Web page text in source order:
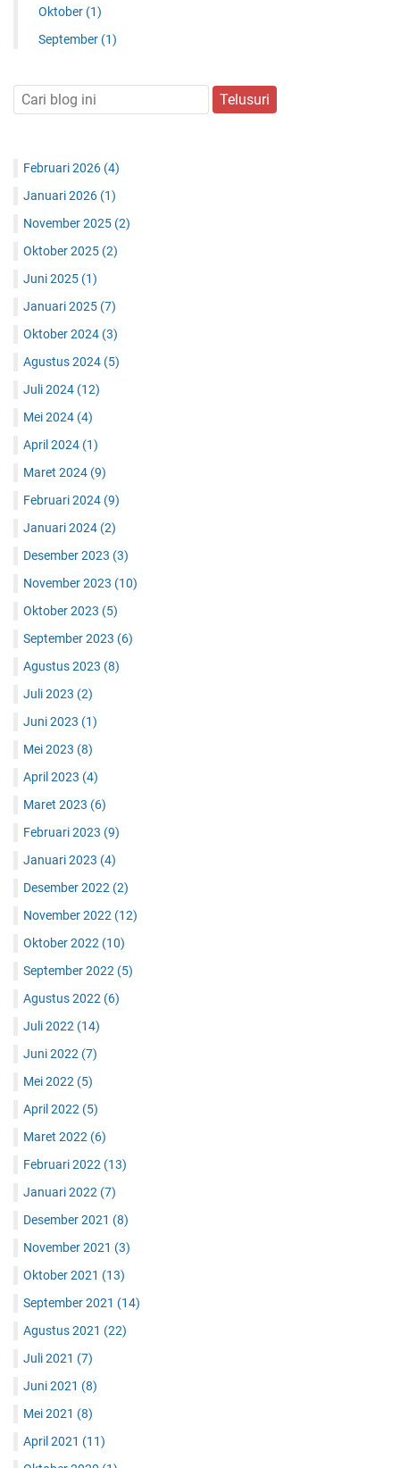
Oktober (1)
September (1)
Februari 2026 (4)
Januari 2026 (1)
November 2025 (2)
Oktober 2025 (2)
Juni 2025 (1)
Januari 2025 (7)
Oktober 2024 (3)
Agustus 2024 (5)
Juli 2024 (12)
Mei 2024 (4)
April 2024 (1)
Maret 2024 (9)
Februari 2024 (9)
Januari 2024 (2)
Desember 2023 (3)
November 2023 (10)
Oktober 2023 (5)
September 2023 (6)
Agustus 2023 (8)
Juli 2023 (2)
Juni 2023 (1)
Mei 2023 (8)
April 2023 (4)
Maret 2023 (6)
Februari 2023 (9)
Januari 2023 (4)
Desember 2022 (2)
November 2022 (12)
Oktober 2022 (10)
September 2022 (5)
Agustus 2022 (6)
Juli 2022 (14)
Juni 2022 (7)
Mei 2022 (5)
April 2022 (5)
Maret 2022 (6)
Februari 2022 (13)
Januari 2022 (7)
Desember 2021 (8)
November 2021 (3)
Oktober 2021 (13)
September 2021 (14)
Agustus 2021 (22)
Juli 2021 (7)
Juni 2021 (8)
Mei 2021 (8)
April 2021 (11)